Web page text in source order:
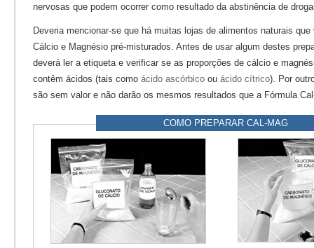
nervosas que podem ocorrer como resultado da abstinência de
Deveria mencionar-se que há muitas lojas de alimentos naturais
Cálcio e Magnésio pré-misturados. Antes de usar algum destes
deverá ler a etiqueta e verificar se as proporções de cálcio e
contêm ácidos (tais como ácido ascórbico ou ácido cítrico). Por
são sem valor e não darão os mesmos resultados que a Fórmula
COMO PREPARAR CAL-MAG